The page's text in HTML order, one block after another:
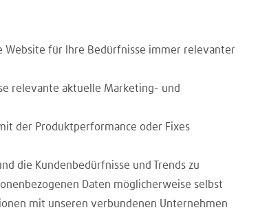
Website für Ihre Bedürfnisse immer relevanter
relevante aktuelle Marketing- und
der Produktperformance oder Fixes
die Kundenbedürfnisse und Trends zu
Daten möglicherweise selbst
mit unseren verbundenen Unternehmen